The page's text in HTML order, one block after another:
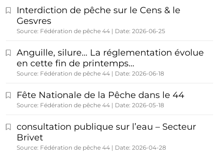
Interdiction de pêche sur le Cens & le
Gesvres
Source: Fédération de pêche 44 Date: 2026-06-25
Anguille, silure… La réglementation évolue
en cette fin de printemps…
Source: Fédération de pêche 44 Date: 2026-06-18
Fête Nationale de la Pêche dans le 44
Source: Fédération de pêche 44 Date: 2026-05-18
consultation publique sur l’eau – Secteur
Brivet
Source: Fédération de pêche 44 Date: 2026-04-28